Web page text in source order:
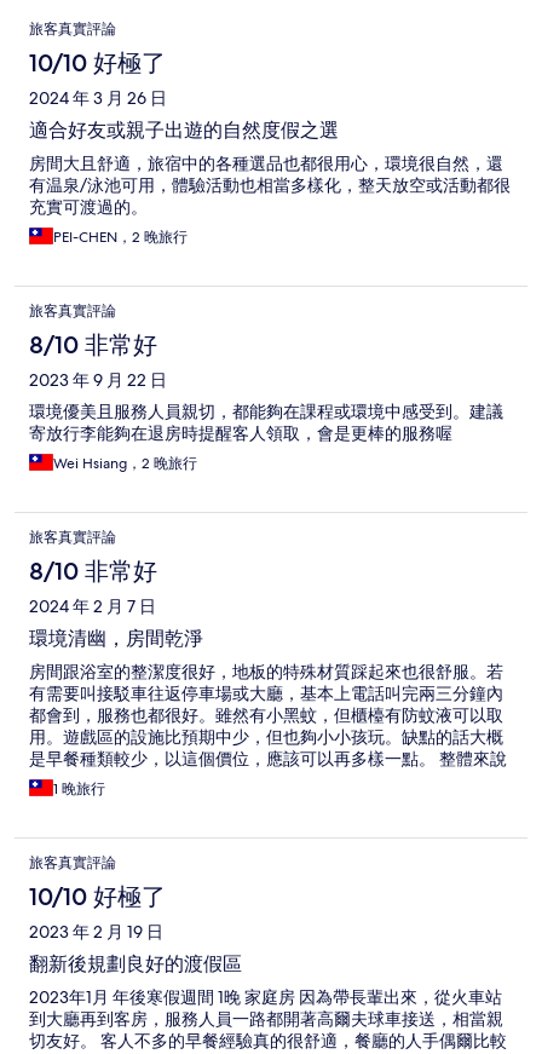
評
論
旅客真實評論
10/10 好極了
2024 年 3 月 26 日
適合好友或親子出遊的自然度假之選
房間大且舒適，旅宿中的各種選品也都很用心，環境很自然，還
有温泉/泳池可用，體驗活動也相當多樣化，整天放空或活動都很
充實可渡過的。
PEI-CHEN，2 晚旅行
旅客真實評論
8/10 非常好
2023 年 9 月 22 日
環境優美且服務人員親切，都能夠在課程或環境中感受到。建議
寄放行李能夠在退房時提醒客人領取，會是更棒的服務喔
Wei Hsiang，2 晚旅行
旅客真實評論
8/10 非常好
2024 年 2 月 7 日
環境清幽，房間乾淨
房間跟浴室的整潔度很好，地板的特殊材質踩起來也很舒服。若
有需要叫接駁車往返停車場或大廳，基本上電話叫完兩三分鐘內
都會到，服務也都很好。雖然有小黑蚊，但櫃檯有防蚊液可以取
用。遊戲區的設施比預期中少，但也夠小小孩玩。缺點的話大概
是早餐種類較少，以這個價位，應該可以再多樣一點。 整體來說
都不錯，未來有機會會再入住。
1 晚旅行
旅客真實評論
10/10 好極了
2023 年 2 月 19 日
翻新後規劃良好的渡假區
2023年1月 年後寒假週間 1晚 家庭房 因為帶長輩出來，從火車站
到大廳再到客房，服務人員一路都開著高爾夫球車接送，相當親
切友好。 客人不多的早餐經驗真的很舒適，餐廳的人手偶爾比較